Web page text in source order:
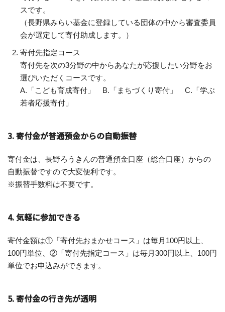
スです。
（長野県みらい基金に登録している団体の中から審査委員
会が選定して寄付助成します。）
寄付先指定コース
寄付先を次の3分野の中からあなたが応援したい分野をお
選びいただくコースです。
A.「こども育成寄付」 B.「まちづくり寄付」 C.「学ぶ
若者応援寄付」
3. 寄付金が普通預金からの自動振替
寄付金は、長野ろうきんの普通預金口座（総合口座）からの
自動振替ですので大変便利です。
※振替手数料は不要です。
4. 気軽に参加できる
寄付金額は①「寄付先おまかせコース」は毎月100円以上、
100円単位、②「寄付先指定コース」は毎月300円以上、100円
単位でお申込みができます。
5. 寄付金の行き先が透明